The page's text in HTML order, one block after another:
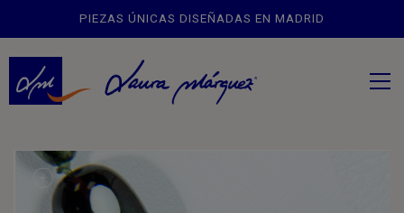
PIEZAS ÚNICAS DISEÑADAS EN MADRID